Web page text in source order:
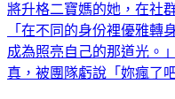
將升格二寶媽的她，在社
「在不同的身份裡優雅轉
成為照亮自己的那道光。
真，被團隊虧說「妳瘋了